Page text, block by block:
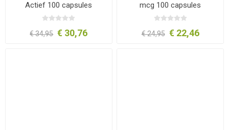
Actief 100 capsules
€ 34,95 € 30,76
mcg 100 capsules
€ 24,95 € 22,46